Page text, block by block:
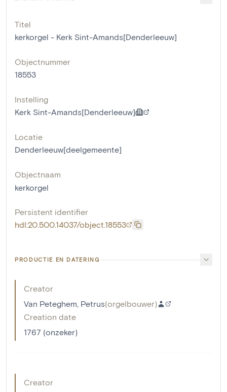
Titel
kerkorgel - Kerk Sint-Amands[Denderleeuw]
Objectnummer
18553
Instelling
Kerk Sint-Amands[Denderleeuw]
Locatie
Denderleeuw[deelgemeente]
Objectnaam
kerkorgel
Persistent identifier
hdl:20.500.14037/object.18553
PRODUCTIE EN DATERING
Creator
Van Peteghem, Petrus(orgelbouwer)
Creation date
1767 (onzeker)
Creator